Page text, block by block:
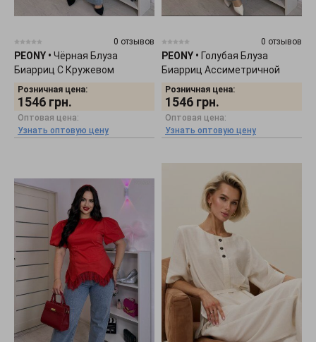
0 отзывов
PEONY • Чёрная Блуза
Биарриц С Кружевом
1905261
Розничная цена:
1546 грн.
Оптовая цена:
Узнать оптовую цену
0 отзывов
PEONY • Голубая Блуза
Биарриц Ассиметричной
Длины 1905263
Розничная цена:
1546 грн.
Оптовая цена:
Узнать оптовую цену